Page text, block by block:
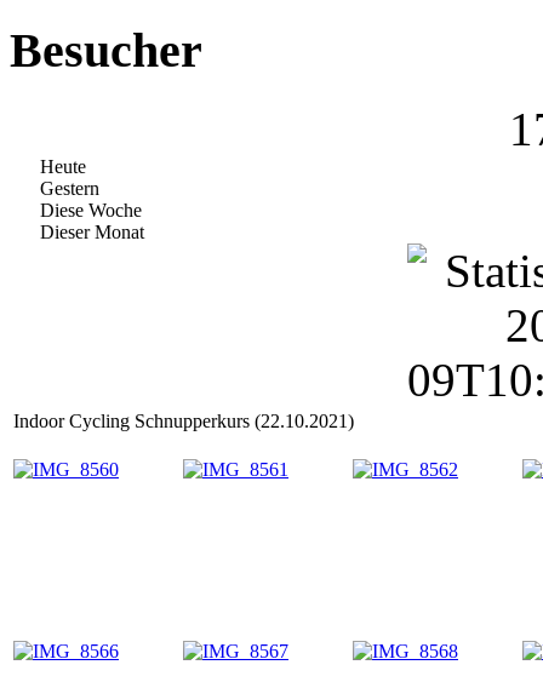
Besucher
Heute
Gestern
Diese Woche
Dieser Monat
Indoor Cycling Schnupperkurs (22.10.2021)